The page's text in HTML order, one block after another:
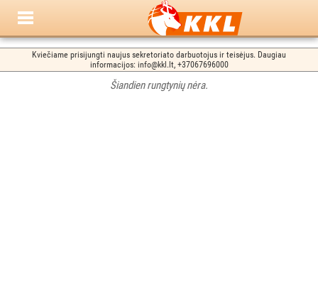
Kviečiame prisijungti naujus sekretoriato darbuotojus ir teisėjus. Daugiau
informacijos: info@kkl.lt, +37067696000
Šiandien rungtynių nėra.